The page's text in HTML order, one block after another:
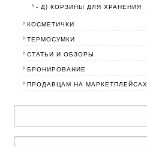
- Д) КОРЗИНЫ ДЛЯ ХРАНЕНИЯ
КОСМЕТИЧКИ
ТЕРМОСУМКИ
СТАТЬИ И ОБЗОРЫ
БРОНИРОВАНИЕ
ПРОДАВЦАМ НА МАРКЕТПЛЕЙСАХ